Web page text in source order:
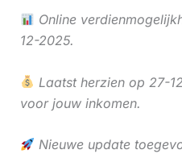
Online
12-2025.
Laatst herzien op 27-
voor jouw inkomen.
Nieuwe update